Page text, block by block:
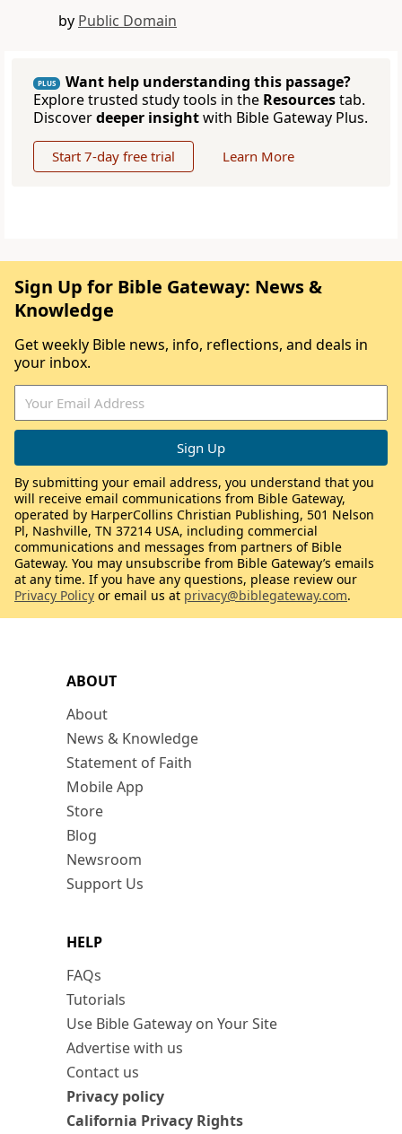
by Public Domain
PLUS
Want help understanding this passage?
Explore trusted study tools in the Resourcestab.
Discoverdeeper insightwith Bible Gateway Plus.
Start 7-day free trial Learn More
ABOUT
About
News & Knowledge
Statement of Faith
Mobile App
Store
Blog
Newsroom
Support Us
HELP
FAQs
Tutorials
Use Bible Gateway on Your Site
Advertise with us
Contact us
Privacy policy
California Privacy Rights
Sign Up for Bible Gateway: News &
Knowledge
Get weekly Bible news, info, reflections, and deals in
your inbox.
By submitting your email address, you understand that you
will receive email communications from Bible Gateway,
operated by HarperCollins Christian Publishing, 501 Nelson
Pl, Nashville, TN 37214 USA, including commercial
communications and messages from partners of Bible
Gateway. You may unsubscribe from Bible Gateway’s emails
at any time. If you have any questions, please review our
Privacy Policy or email us at privacy@biblegateway.com.